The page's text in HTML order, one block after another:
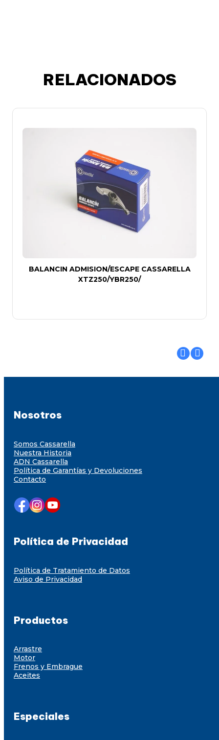
RELACIONADOS
BALANCIN ADMISION/ESCAPE CASSARELLA
XTZ250/YBR250/
Nosotros
Somos Cassarella
Nuestra Historia
ADN Cassarella
Política de Garantías y Devoluciones
Contacto
Política de Privacidad
Política de Tratamiento de Datos
Aviso de Privacidad
Productos
Arrastre
Motor
Frenos y Embrague
Aceites
Especiales